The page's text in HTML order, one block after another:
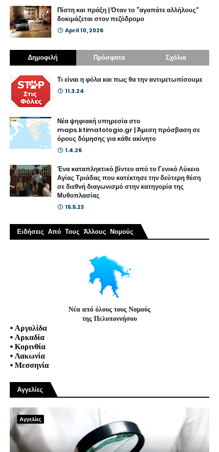
Πίστη και πράξη | Όταν το “αγαπάτε αλλήλους”
δοκιμάζεται στον πεζόδρομο
April 10, 2026
Δημοφιλή Πρόσφατα Σχόλια
Τι είναι η φόλα και πως θα την αντιμετωπίσουμε
11.3.24
Νέα ψηφιακή υπηρεσία στο
maps.ktimatologio.gr | Άμεση πρόσβαση σε
όρους δόμησης για κάθε ακίνητο
1.4.26
Ένα καταπληκτικό βίντεο από το Γενικό Λύκειο
Αγίας Τριάδας που κατέκτησε την δεύτερη θέση
σε διεθνή διαγωνισμό στην κατηγορία της
Μυθοπλασίας
15.5.23
Ειδήσεις Από Τους Άλλους Νομούς
Νέα από όλους τους Νομούς
της Πελοποννήσου
• Αργολίδα
• Αρκαδία
• Κορινθία
• Λακωνία
• Μεσσηνία
Αγγελίες
Αγγελίες